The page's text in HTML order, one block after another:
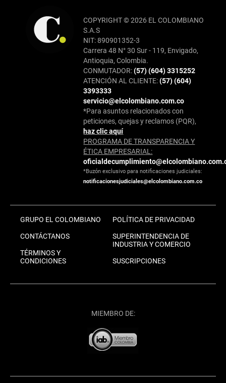
COPYRIGHT © 2026 EL COLOMBIANO
S.A.S
NIT: 890901352-3
Carrera 48 N° 30 Sur - 119, Envigado,
Antioquia, Colombia.
CONMUTADOR:(57) (604) 3315252
ATENCIÓN AL CLIENTE:(57) (604)
3393333
servicio@elcolombiano.com.co
*Para asuntos relacionados con
peticiones, quejas y reclamos (PQR),
haz clic aquí
PROGRAMA DE TRANSPARENCIA Y
ÉTICA EMPRESARIAL:
*Buzón exclusivo para notificaciones judiciales:
notificacionesjudiciales@elcolombiano.com.co
GRUPO EL COLOMBIANO
CONTÁCTANOS
TÉRMINOS Y
CONDICIONES
POLÍTICA DE PRIVACIDAD
SUPERINTENDENCIA DE
INDUSTRIA Y COMERCIO
SUSCRIPCIONES
MIEMBRO DE: